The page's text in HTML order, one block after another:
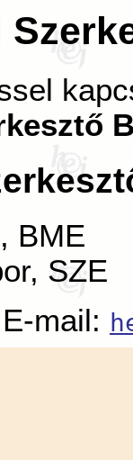
BME
SZE
E-mail: